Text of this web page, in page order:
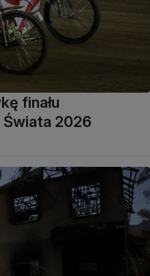
finału
Świata 2026